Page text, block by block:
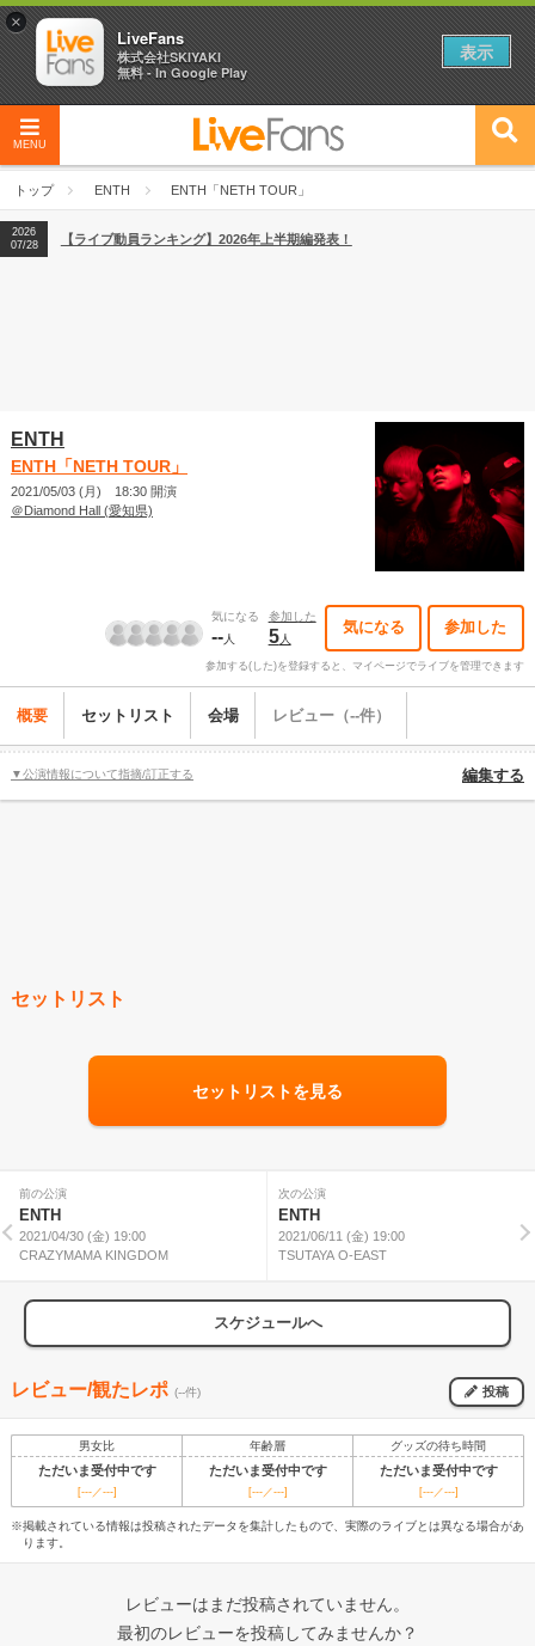
MENU
トップ ENTH ENTH「NETH TOUR」
04/27
【フェス特集2026】フェス情報はここから！
2026
07/28
2026
【フェス特集2026】フェス情報はここから！
2026
07/28
【ライブ動員ランキング】2026年上半期編発表！
ENTH
ENTH「NETH TOUR」
2021/05/03 (月) 18:30 開演
＠Diamond Hall (愛知県)
気になる
--人
参加した
5人
気になる 参加した
参加する(した)を登録すると、マイページでライブを管理できます
概要 セットリスト 会場 レビュー（--件）
▼公演情報について指摘/訂正する 編集する
セットリスト
セットリストを見る
前の公演
ENTH
2021/04/30 (金) 19:00
CRAZYMAMA KINGDOM
次の公演
ENTH
2021/06/11 (金) 19:00
TSUTAYA O-EAST
スケジュールへ
レビュー/観たレポ (--件) 投稿
男女比 年齢層 グッズの待ち時間
ただいま受付中です ただいま受付中です ただいま受付中です
[---／---] [---／---] [---／---]
※掲載されている情報は投稿されたデータを集計したもので、実際のライブとは異なる場合があ
ります。
レビューはまだ投稿されていません。
最初のレビューを投稿してみませんか？
×
LiveFans
株式会社SKIYAKI
無料 - In Google Play
表示